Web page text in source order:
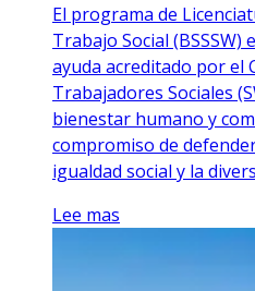
El programa de
Trabajo Social
ayuda acreditado por el
Trabajadores Sociales
bienestar humano y
compromiso de
igualdad social y la
Lee mas